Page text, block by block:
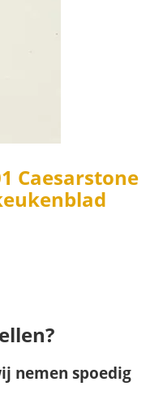
Caesarstone
nemen spoedig